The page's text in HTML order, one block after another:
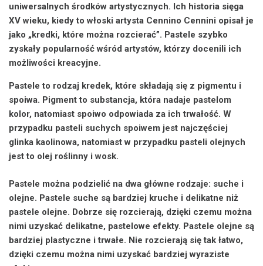
uniwersalnych środków artystycznych. Ich historia sięga
XV wieku, kiedy to włoski artysta Cennino Cennini opisał je
jako „kredki, które można rozcierać”. Pastele szybko
zyskały popularność wśród artystów, którzy docenili ich
możliwości kreacyjne.
Pastele to rodzaj kredek, które składają się z pigmentu i
spoiwa. Pigment to substancja, która nadaje pastelom
kolor, natomiast spoiwo odpowiada za ich trwałość. W
przypadku pasteli suchych spoiwem jest najczęściej
glinka kaolinowa, natomiast w przypadku pasteli olejnych
jest to olej roślinny i wosk.
Pastele można podzielić na dwa główne rodzaje: suche i
olejne. Pastele suche są bardziej kruche i delikatne niż
pastele olejne. Dobrze się rozcierają, dzięki czemu można
nimi uzyskać delikatne, pastelowe efekty. Pastele olejne są
bardziej plastyczne i trwałe. Nie rozcierają się tak łatwo,
dzięki czemu można nimi uzyskać bardziej wyraziste